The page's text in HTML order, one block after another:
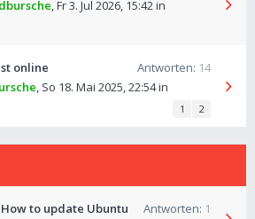
,Fr 3. Jul 2026, 15:42in
online Antworten: 14
, So 18. Mai 2025, 22:54in
1 2
to update Ubuntu Antworten: 1